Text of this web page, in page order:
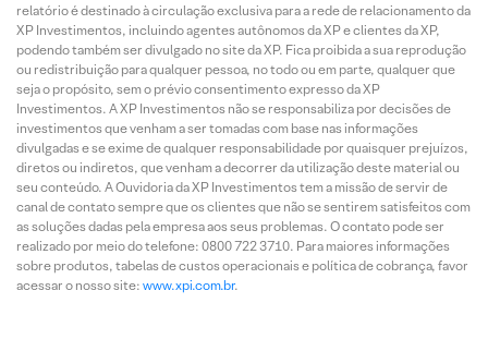
relatório é destinado à circulação exclusiva para a rede de relacionamento da
XP Investimentos, incluindo agentes autônomos da XP e clientes da XP,
podendo também ser divulgado no site da XP. Fica proibida a sua reprodução
ou redistribuição para qualquer pessoa, no todo ou em parte, qualquer que
seja o propósito, sem o prévio consentimento expresso da XP
Investimentos. A XP Investimentos não se responsabiliza por decisões de
investimentos que venham a ser tomadas com base nas informações
divulgadas e se exime de qualquer responsabilidade por quaisquer prejuízos,
diretos ou indiretos, que venham a decorrer da utilização deste material ou
seu conteúdo. A Ouvidoria da XP Investimentos tem a missão de servir de
canal de contato sempre que os clientes que não se sentirem satisfeitos com
as soluções dadas pela empresa aos seus problemas. O contato pode ser
realizado por meio do telefone: 0800 722 3710. Para maiores informações
sobre produtos, tabelas de custos operacionais e política de cobrança, favor
acessar o nosso site: www.xpi.com.br.